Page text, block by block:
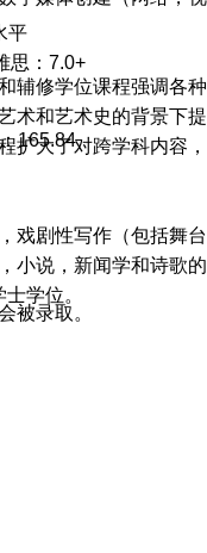
辅修学位课程强调各种
术和艺术史的背景下提
扩大了对跨学科内容，
戏剧性写作（包括舞台
小说，新闻学和诗歌的
学位。
被录取。
平
思：7.0+
165.84